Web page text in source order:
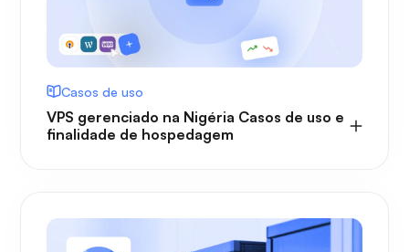
Casos de uso
VPS gerenciado na Nigéria Casos de uso e
finalidade de hospedagem